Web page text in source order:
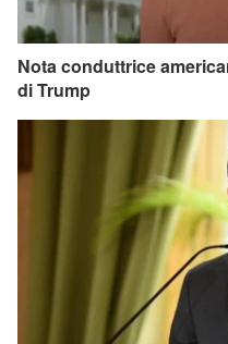
Nota conduttrice
di Trump